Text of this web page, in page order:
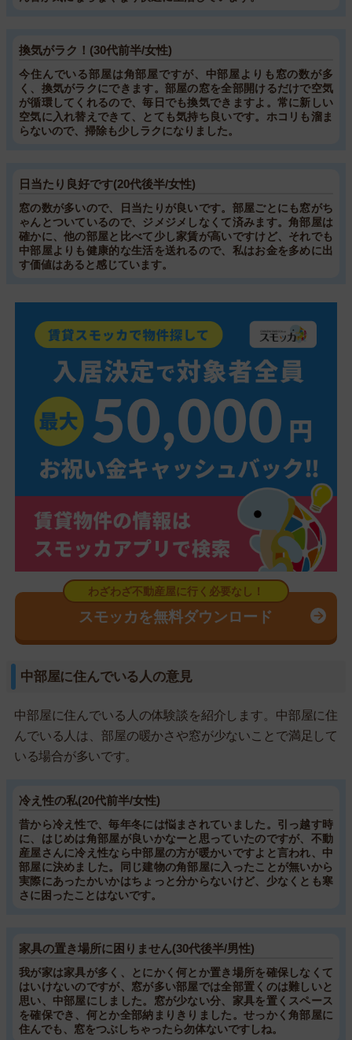
換気がラク！(30代前半/女性)
今住んでいる部屋は角部屋ですが、中部屋よりも窓の数が多
く、換気がラクにできます。部屋の窓を全部開けるだけで空気
が循環してくれるので、毎日でも換気できますよ。常に新しい
空気に入れ替えできて、とても気持ち良いです。ホコリも溜ま
らないので、掃除も少しラクになりました。
日当たり良好です(20代後半/女性)
窓の数が多いので、日当たりが良いです。部屋ごとにも窓がち
ゃんとついているので、ジメジメしなくて済みます。角部屋は
確かに、他の部屋と比べて少し家賃が高いですけど、それでも
中部屋よりも健康的な生活を送れるので、私はお金を多めに出
す価値はあると感じています。
スモッカを無料ダウンロード
中部屋に住んでいる人の意見
中部屋に住んでいる人の体験談を紹介します。中部屋に住
んでいる人は、部屋の暖かさや窓が少ないことで満足して
いる場合が多いです。
冷え性の私(20代前半/女性)
昔から冷え性で、毎年冬には悩まされていました。引っ越す時
に、はじめは角部屋が良いかなーと思っていたのですが、不動
産屋さんに冷え性なら中部屋の方が暖かいですよと言われ、中
部屋に決めました。同じ建物の角部屋に入ったことが無いから
実際にあったかいかはちょっと分からないけど、少なくとも寒
さに困ったことはないです。
家具の置き場所に困りません(30代後半/男性)
我が家は家具が多く、とにかく何とか置き場所を確保しなくて
はいけないのですが、窓が多い部屋では全部置くのは難しいと
思い、中部屋にしました。窓が少ない分、家具を置くスペース
を確保でき、何とか全部納まりきりました。せっかく角部屋に
住んでも、窓をつぶしちゃったら勿体ないですしね。